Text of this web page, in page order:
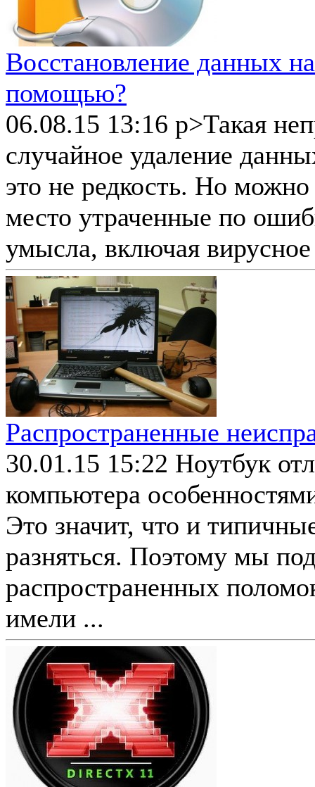
Восстановление данных
помощью?
06.08.15 13:16 p>Такая
случайное удаление
это не редкость. Но
место утраченные по
умысла, включая
Распространенные
30.01.15 15:22 Ноутбук
компьютера
Это значит, что и
разняться. Поэтому мы
распространенных
имели ...